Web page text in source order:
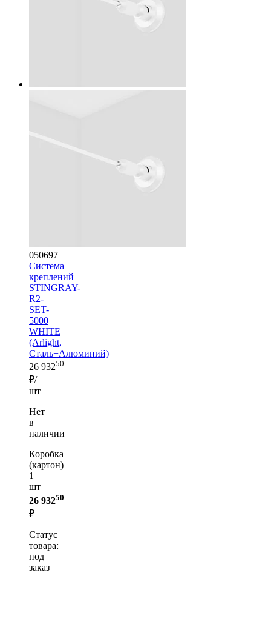
050697
Система
креплений
STINGRAY-
R2-
SET-
5000
WHITE
(Arlight,
Сталь+Алюминий)
26 93250
₽/
шт
Нет
в
наличии
Коробка
(картон)
1
шт —
26 93250
₽
Статус
товара:
под
заказ